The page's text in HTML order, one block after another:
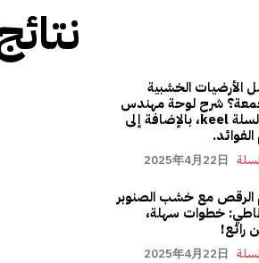
الأرضيات الخشبية
شرح لوحة مهندس
كرة السلة keel، بالإضافة إلى
2025年4月22日
الرقص مع خشب الصنوبر
خطوات سهلة،
رائع!
2025年4月22日